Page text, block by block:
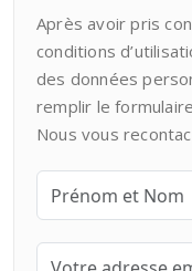
Après avoir pris
conditions
des données
remplir le
Nous vous